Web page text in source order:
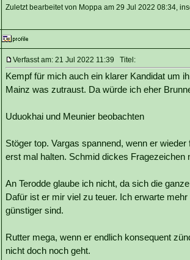
Zuletzt bearbeitet von Moppa am 29 Jul 2022 08:34,
Verfasst am: 21 Jul 2022 11:39 Titel:
Kempf für mich auch ein klarer Kandidat um
Mainz was zutraust. Da würde ich eher
Uduokhai und Meunier beobachten
Stöger top. Vargas spannend, wenn er
erst mal halten. Schmid dickes Fragezeichen
An Terodde glaube ich nicht, da sich die
Dafür ist er mir viel zu teuer. Ich erwarte
günstiger sind.
Rutter mega, wenn er endlich konsequent
nicht doch noch geht.